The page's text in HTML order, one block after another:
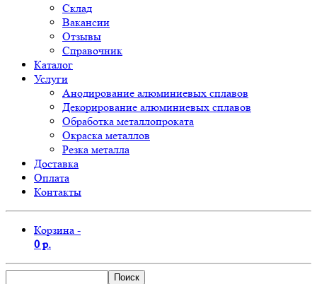
Склад
Вакансии
Отзывы
Справочник
Каталог
Услуги
Анодирование алюминиевых сплавов
Декорирование алюминиевых сплавов
Обработка металлопроката
Окраска металлов
Резка металла
Доставка
Оплата
Контакты
Корзина -
0 р.